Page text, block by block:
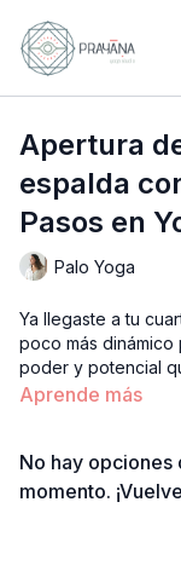
Apertura
espalda
Pasos en
Palo Yoga
Ya llegaste a tu
poco más
poder y potencial
mucho.
Aprende más
No hay opciones
momento.